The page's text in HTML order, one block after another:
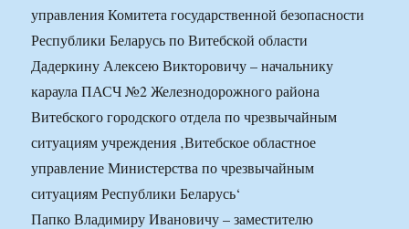
управления Комитета государственной безопасности
Республики Беларусь по Витебской области
Дадеркину Алексею Викторовичу – начальнику
караула ПАСЧ №2 Железнодорожного района
Витебского городского отдела по чрезвычайным
ситуациям учреждения ‚Витебское областное
управление Министерства по чрезвычайным
ситуациям Республики Беларусь‘
Папко Владимиру Ивановичу – заместителю